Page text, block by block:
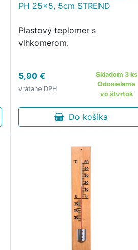
PH 25x5, 5cm STREND
Plastový teplomer s
vlhkomerom.
5,90 €
vrátane DPH
Skladom 3 ks
Odosielame
vo štvrtok
Do košíka